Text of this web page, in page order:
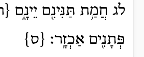
לג חֲמַ֥ת תַּנִּינִ֖ם יֵינָ֑ם
פְּתָנִ֖ים אַכְזָֽר׃ {ס}